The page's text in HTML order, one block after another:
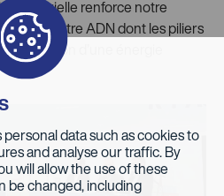
industrielle renforce notre
dans notre ADN dont les piliers
l’utilisation d’une énergie
personal data such as cookies to
and analyse our traffic. By
will allow the use of these
be changed, including